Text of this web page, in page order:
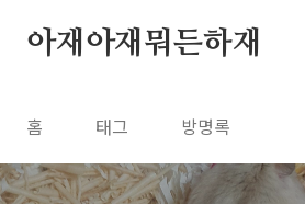
아재아재뭐든하재
홈 태그 방명록